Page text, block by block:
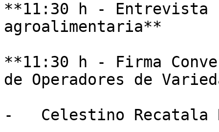
**11:30 h - Entrevista
agroalimentaria**
**11:30 h - Firma
de Operadores de
-   Celestino Recatala